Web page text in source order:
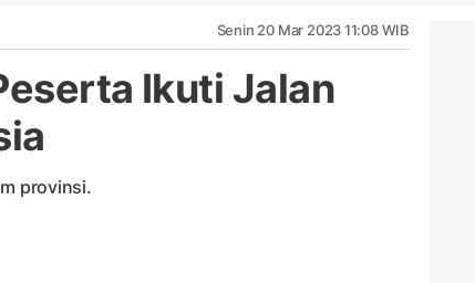
Senin 20 Mar 2023 11:08 WIB
Ikuti Jalan
provinsi.